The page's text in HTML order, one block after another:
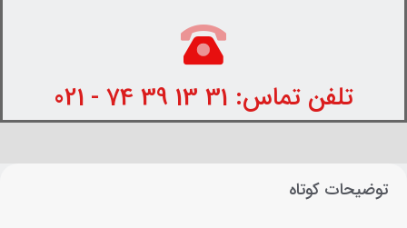
تلفن تماس: 31 13 39 74 - 021
توضیحات کوتاه